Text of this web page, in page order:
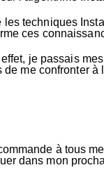
techniques
ces
je passais
me confronter
à tous
dans mon